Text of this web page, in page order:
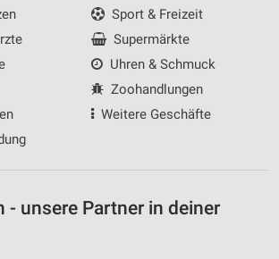
Sport & Freizeit
Supermärkte
Uhren & Schmuck
Zoohandlungen
Weitere Geschäfte
- unsere Partner in deiner